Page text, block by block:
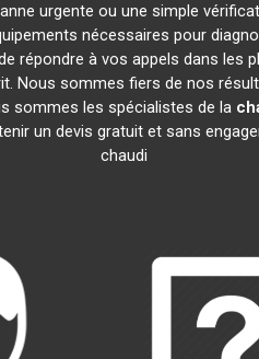
urgente ou une simple
nécessaires pour
répondre à vos appels dans
Nous sommes fiers de nos
sommes les spécialistes de la
un devis gratuit et sans
chaudi